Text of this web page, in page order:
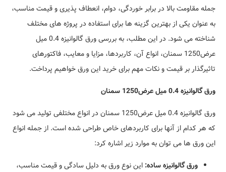
جمله مقاومت بالا در برابر خوردگی، دوام، انعطاف پذیری و قیمت مناسب،
به عنوان یکی از بهترین گزینه ها برای استفاده در پروژه های مختلف
شناخته می شود. در این مطلب، به بررسی ورق گالوانیزه 0.4 میل
عرض1250 سمنان، انواع آن، کاربردها، مزایا و معایب، فاکتورهای
تاثیرگذار بر قیمت و نکات مهم برای خرید این ورق خواهیم پرداخت.
ورق گالوانیزه 0.4 میل عرض1250 سمنان
ورق گالوانیزه 0.4 میل عرض1250 سمنان در انواع مختلفی تولید می شود
که هر کدام از آنها برای کاربردهای خاص طراحی شده است. از جمله انواع
این ورق ها می توان به موارد زیر اشاره کرد:
ورق گالوانیزه ساده: این نوع ورق به دلیل سادگی و قیمت مناسب،